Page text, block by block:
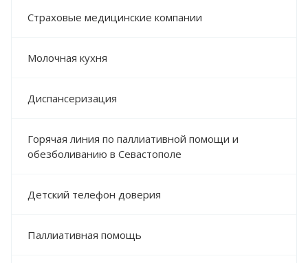
Страховые медицинские компании
Молочная кухня
Диспансеризация
Горячая линия по паллиативной помощи и
обезболиванию в Севастополе
Детский телефон доверия
Паллиативная помощь